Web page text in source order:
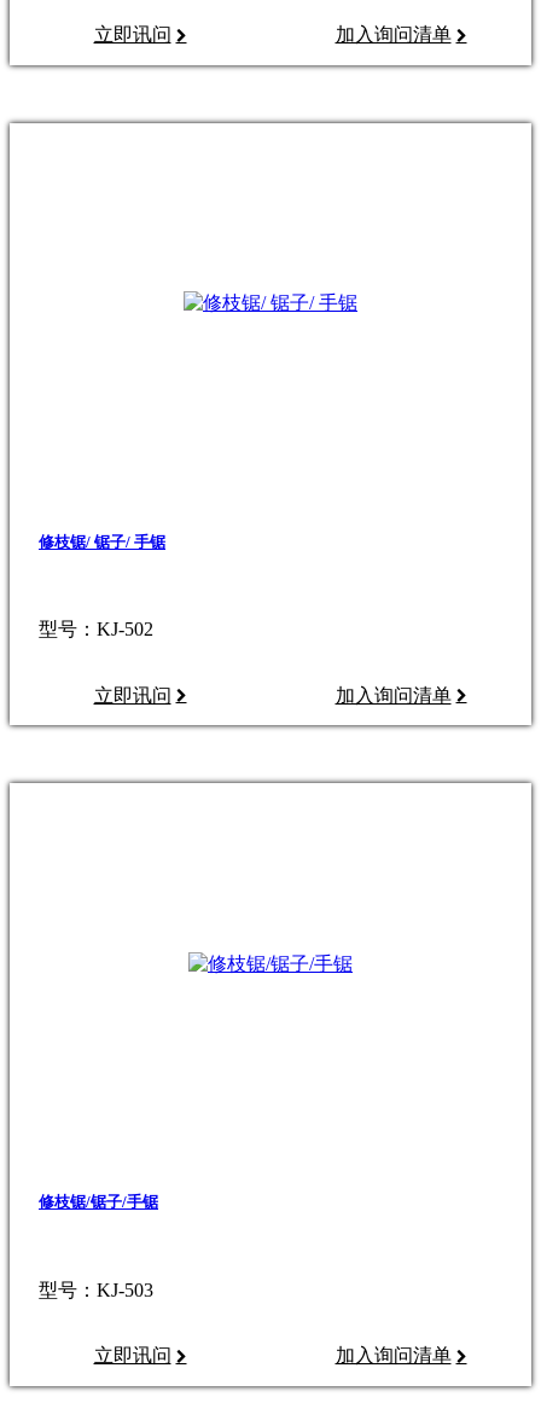
立即讯问 加入询问清单
修枝锯/ 锯子/ 手锯
型号：KJ-502
立即讯问 加入询问清单
修枝锯/锯子/手锯
型号：KJ-503
立即讯问 加入询问清单